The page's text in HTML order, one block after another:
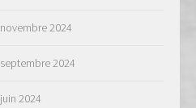
novembre 2024
septembre 2024
juin 2024